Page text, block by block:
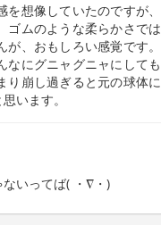
想像していたのですが、
ゴムのような柔らかさでは
、おもしろい感覚です。
なにグニャグニャにしても
り崩し過ぎると元の球体に
います。
いってば( ・∇・)